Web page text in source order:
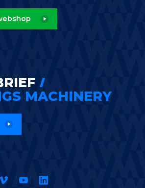
MACHINERY